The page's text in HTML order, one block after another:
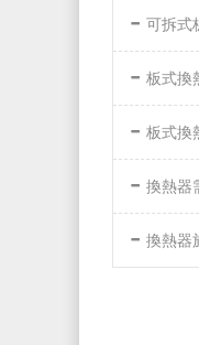
- 可拆式板
- 板式換
- 板式換
- 換熱器
- 換熱器